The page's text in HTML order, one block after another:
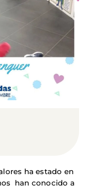
ha estado en
han conocido a